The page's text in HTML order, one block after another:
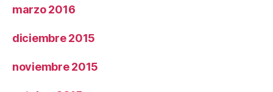
marzo 2016
diciembre 2015
noviembre 2015